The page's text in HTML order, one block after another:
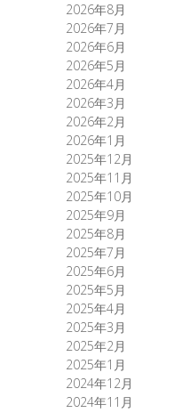
2026年8月
2026年7月
2026年6月
2026年5月
2026年4月
2026年3月
2026年2月
2026年1月
2025年12月
2025年11月
2025年10月
2025年9月
2025年8月
2025年7月
2025年6月
2025年5月
2025年4月
2025年3月
2025年2月
2025年1月
2024年12月
2024年11月